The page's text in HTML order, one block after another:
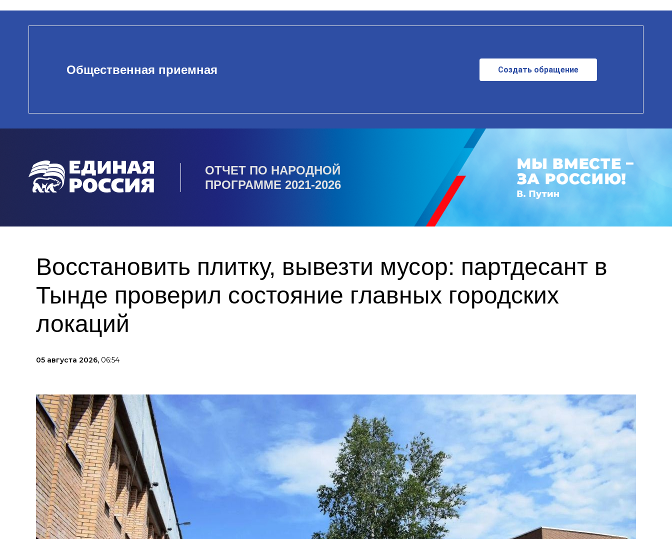
Общественная приемная Создать обращение
ОТЧЕТ ПО НАРОДНОЙ
ПРОГРАММЕ 2021-2026
Восстановить плитку, вывезти мусор: партдесант в
Тынде проверил состояние главных городских
локаций
05 августа 2026, 06:54